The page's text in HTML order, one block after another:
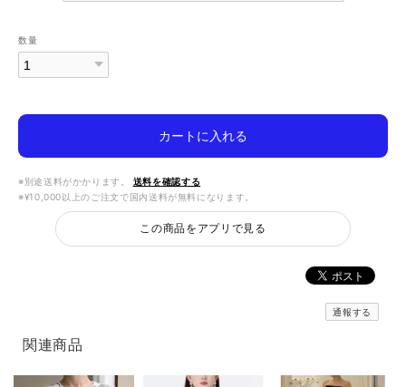
数量
カートに入れる
※別途送料がかかります。
送料を確認する
※¥10,000以上のご注文で国内送料が無料になります。
この商品をアプリで見る
通報する
関連商品